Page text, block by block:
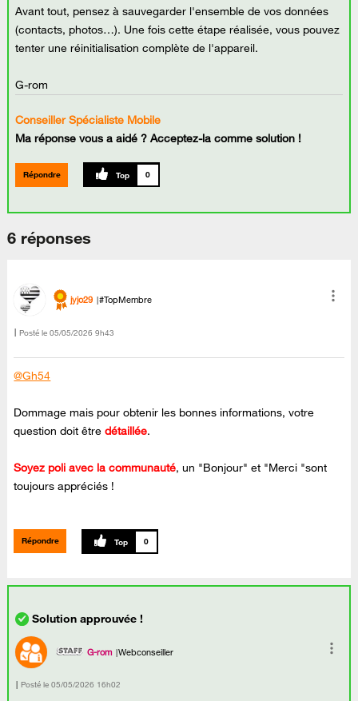
Avant tout, pensez à sauvegarder l'ensemble de vos données
(contacts, photos…). Une fois cette étape réalisée, vous pouvez
tenter une réinitialisation complète de l'appareil.
G-rom
Conseiller Spécialiste Mobile
Ma réponse vous a aidé ? Acceptez-la comme solution !
Répondre 0
6 réponses
jyjo29 #TopMembre
Posté le ‎05/05/2026 9h43
@Gh54
Dommage mais pour obtenir les bonnes informations, votre
question doit êtredétaillée.
Soyez poli avec la communauté, un "Bonjour" et "Merci "sont
toujours appréciés !
Répondre 0
G-rom Webconseiller
Posté le ‎05/05/2026 16h02